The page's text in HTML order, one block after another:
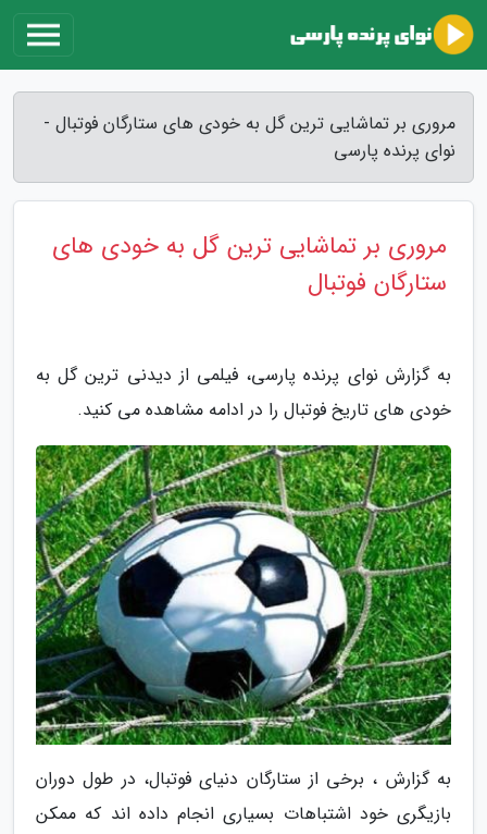
مروری بر تماشایی ترین گل به خودی های ستارگان فوتبال -
نوای پرنده پارسی
مروری بر تماشایی ترین گل به خودی های
ستارگان فوتبال
به گزارش نوای پرنده پارسی، فیلمی از دیدنی ترین گل به
خودی های تاریخ فوتبال را در ادامه مشاهده می کنید.
به گزارش ، برخی از ستارگان دنیای فوتبال، در طول دوران
بازیگری خود اشتباهات بسیاری انجام داده اند که ممکن